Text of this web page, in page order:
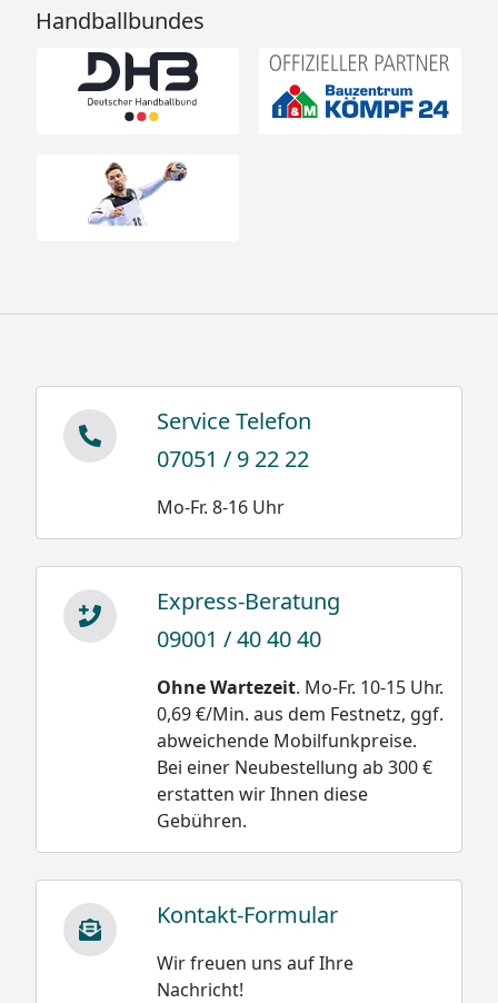
bis 400 kg/m³
Altschnee feucht nass
300 bis 500 kg/m³
Ximax Carport Wing Plus
Montageanleitung
Handballbundes
Service Telefon
07051 / 9 22 22
Mo-Fr. 8-16 Uhr
Express-Beratung
09001 / 40 40 40
Ohne Wartezeit. Mo-Fr. 10-15 Uhr.
0,69 €/Min. aus dem Festnetz, ggf.
abweichende Mobilfunkpreise.
Bei einer Neubestellung ab 300 €
erstatten wir Ihnen diese
Gebühren.
Kontakt-Formular
Wir freuen uns auf Ihre
Nachricht!